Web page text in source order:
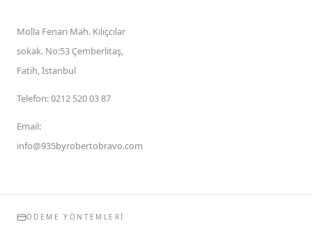
Molla Fenari Mah. Kılıçcılar
sokak. No:53 Çemberlitaş,
Fatih, İstanbul
Telefon:0212 520 03 87
Email:
info@935byrobertobravo.com
ÖDEME YÖNTEMLERI